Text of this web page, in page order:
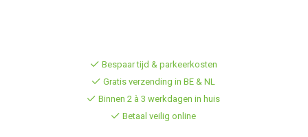
Bespaar tijd & parkeerkosten
Gratis verzending in BE & NL
Binnen 2 à 3 werkdagen in huis
Betaal veilig online